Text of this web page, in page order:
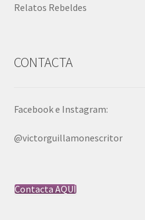
Relatos Rebeldes
CONTACTA
Facebook e Instagram:
@victorguillamonescritor
Contacta AQUÍ